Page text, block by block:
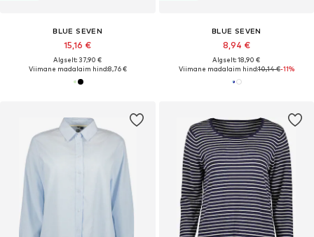
BLUE SEVEN
15,16 €
Algselt: 37,90 €
Viimane madalaim hind:8,76 €
BLUE SEVEN
8,94 €
Algselt: 18,90 €
Viimane madalaim hind:10,14 €-11%